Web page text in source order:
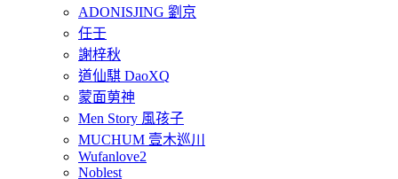
ADONISJING 劉京
任壬
謝梓秋
道仙騏 DaoXQ
蒙面莮神
Men Story 風孩子
MUCHUM 壹木巡川
Wufanlove2
Noblest